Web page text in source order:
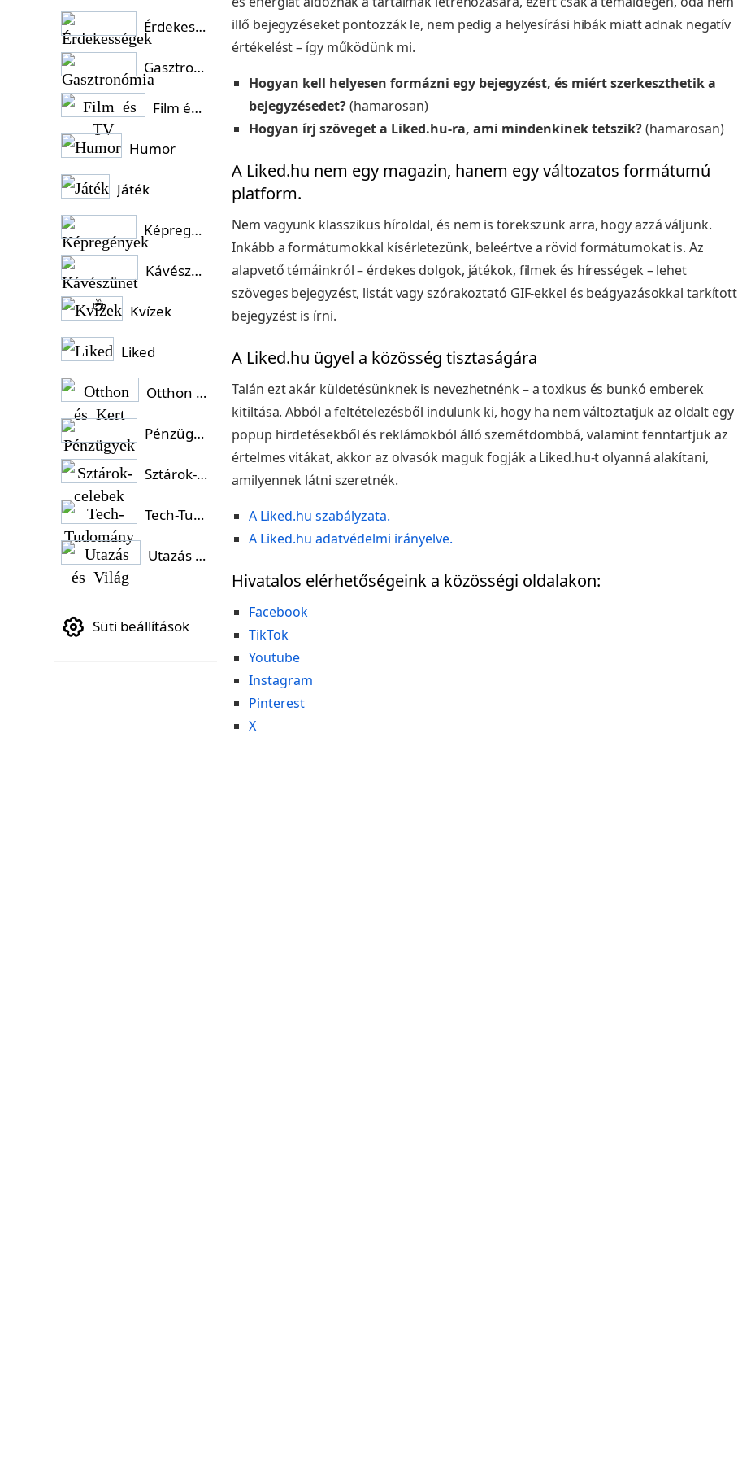
illő bejegyzéseket pontozzák le, nem pedig a helyesírási hibák miatt adnak negatív
értékelést – így működünk mi.
Hogyan kell helyesen formázni egy bejegyzést, és miért szerkeszthetik a
bejegyzésedet?(hamarosan)
Hogyan írj szöveget a Liked.hu-ra, ami mindenkinek tetszik?(hamarosan)
A Liked.hu nem egy magazin, hanem egy változatos formátumú
platform.
Nem vagyunk klasszikus híroldal, és nem is törekszünk arra, hogy azzá váljunk.
Inkább a formátumokkal kísérletezünk, beleértve a rövid formátumokat is. Az
alapvető témáinkról – érdekes dolgok, játékok, filmek és hírességek – lehet
szöveges bejegyzést, listát vagy szórakoztató GIF-ekkel és beágyazásokkal tarkított
bejegyzést is írni.
A Liked.hu ügyel a közösség tisztaságára
Talán ezt akár küldetésünknek is nevezhetnénk – a toxikus és bunkó emberek
kitiltása. Abból a feltételezésből indulunk ki, hogy ha nem változtatjuk az oldalt egy
popup hirdetésekből és reklámokból álló szemétdombbá, valamint fenntartjuk az
értelmes vitákat, akkor az olvasók maguk fogják a Liked.hu-t olyanná alakítani,
amilyennek látni szeretnék.
A Liked.hu szabályzata.
A Liked.hu adatvédelmi irányelve.
Hivatalos elérhetőségeink a közösségi oldalakon:
Facebook
TikTok
Youtube
Instagram
Pinterest
X
Érdekességek
Gasztronómia
Film és TV
Humor
Játék
Képregények
Kávészünet ☕
Kvízek
Liked
Otthon és Kert
Pénzügyek
Sztárok-celebek
Tech-Tudomány
Utazás és Világ
Süti beállítások